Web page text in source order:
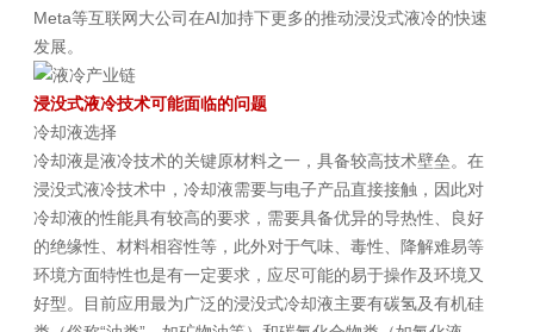
Meta等互联网大公司在AI加持下更多的推动浸没式液冷的快速
发展。
浸没式液冷技术可能面临的问题
冷却液选择
冷却液是液冷技术的关键原材料之一，具备较高技术壁垒。在
浸没式液冷技术中，冷却液需要与电子产品直接接触，因此对
冷却液的性能具有较高的要求，需要具备优异的导热性、良好
的绝缘性、材料相容性等，此外对于气味、毒性、降解难易等
环境方面特性也是有一定要求，应尽可能的易于操作及环境又
好型。目前应用最为广泛的浸没式冷却液主要有碳氢及有机硅